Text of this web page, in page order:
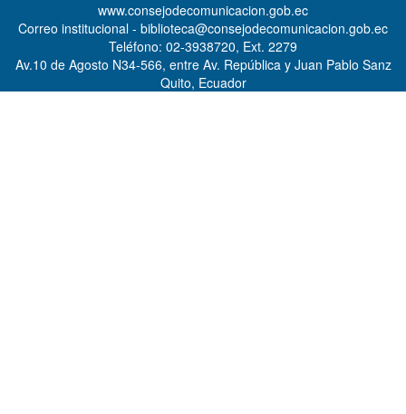
www.consejodecomunicacion.gob.ec
Correo institucional - biblioteca@consejodecomunicacion.gob.ec
Teléfono: 02-3938720, Ext. 2279
Av.10 de Agosto N34-566, entre Av. República y Juan Pablo Sanz
Quito, Ecuador